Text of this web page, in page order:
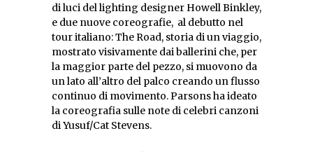
di luci del lighting designer Howell Binkley,
e due nuove coreografie, al debutto nel
tour italiano: The Road, storia di un viaggio,
mostrato visivamente dai ballerini che, per
la maggior parte del pezzo, si muovono da
un lato all’altro del palco creando un flusso
continuo di movimento. Parsons ha ideato
la coreografia sulle note di celebri canzoni
di Yusuf/Cat Stevens.